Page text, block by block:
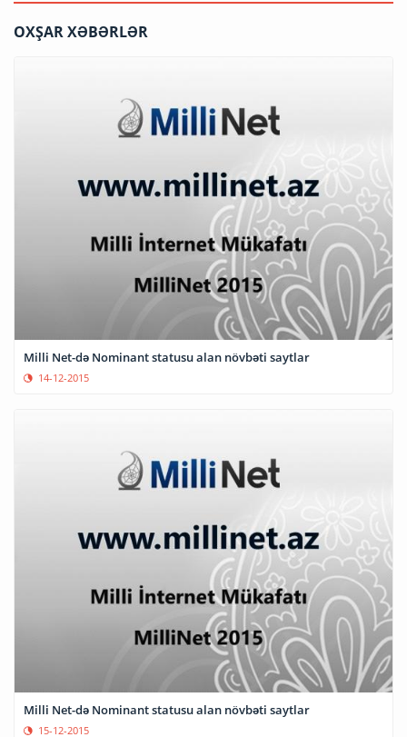
OXŞAR XƏBƏRLƏR
Milli Net-də Nominant statusu alan növbəti saytlar
14-12-2015
Milli Net-də Nominant statusu alan növbəti saytlar
15-12-2015